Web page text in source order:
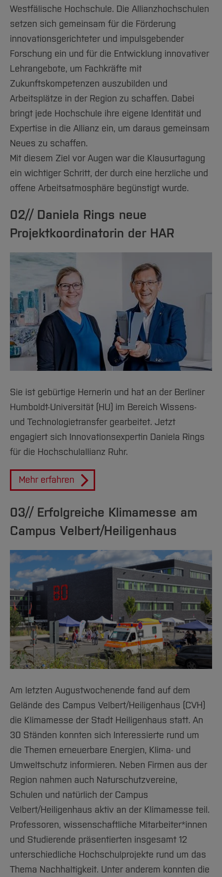
#34
#36
#37
#38
#39
Westfälische Hochschule. Die Allianzhochschulen
setzen sich gemeinsam für die Förderung
innovationsgerichteter und impulsgebender
Forschung ein und für die Entwicklung innovativer
Lehrangebote, um Fachkräfte mit
Zukunftskompetenzen auszubilden und
Arbeitsplätze in der Region zu schaffen. Dabei
bringt jede Hochschule ihre eigene Identität und
Expertise in die Allianz ein, um daraus gemeinsam
Neues zu schaffen.
Mit diesem Ziel vor Augen war die Klausurtagung
ein wichtiger Schritt, der durch eine herzliche und
offene Arbeitsatmosphäre begünstigt wurde.
02// Daniela Rings neue
Projektkoordinatorin der HAR
Sie ist gebürtige Hernerin und hat an der Berliner
Humboldt-Universität (HU) im Bereich Wissens-
und Technologietransfer gearbeitet. Jetzt
engagiert sich Innovationsexpertin Daniela Rings
für die Hochschulallianz Ruhr.
Mehr erfahren
03// Erfolgreiche Klimamesse am
Campus Velbert/Heiligenhaus
Am letzten Augustwochenende fand auf dem
Gelände des Campus Velbert/Heiligenhaus (CVH)
die Klimamesse der Stadt Heiligenhaus statt. An
30 Ständen konnten sich Interessierte rund um
die Themen erneuerbare Energien, Klima- und
Umweltschutz informieren. Neben Firmen aus der
Region nahmen auch Naturschutzvereine,
Schulen und natürlich der Campus
Velbert/Heiligenhaus aktiv an der Klimamesse teil.
Professoren, wissenschaftliche Mitarbeiter*innen
und Studierende präsentierten insgesamt 12
unterschiedliche Hochschulprojekte rund um das
Thema Nachhaltigkeit. Unter anderem konnten die